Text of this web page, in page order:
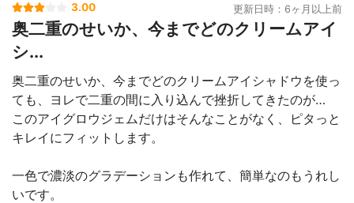
3.00 更新日時：6ヶ月以上前
奥二重のせいか、今までどのクリームアイ
シ...
奥二重のせいか、今までどのクリームアイシャドウを使っ
ても、ヨレで二重の間に入り込んで挫折してきたのが…
このアイグロウジェムだけはそんなことがなく、ピタっと
キレイにフィットします。
一色で濃淡のグラデーションも作れて、簡単なのもうれし
いです。